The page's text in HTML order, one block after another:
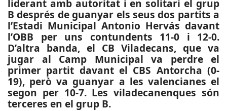
liderant amb autoritat i en solitari el grup
B després de guanyar els seus dos partits a
l’Estadi Municipal Antonio Hervás davant
l’OBB per uns contundents 11-0 i 12-0.
D’altra banda, el CB Viladecans, que va
jugar al Camp Municipal va perdre el
primer partit davant el CBS Antorcha (0-
19), però va guanyar a les valencianes el
segon per 10-7. Les viladecanenques són
terceres en el grup B.